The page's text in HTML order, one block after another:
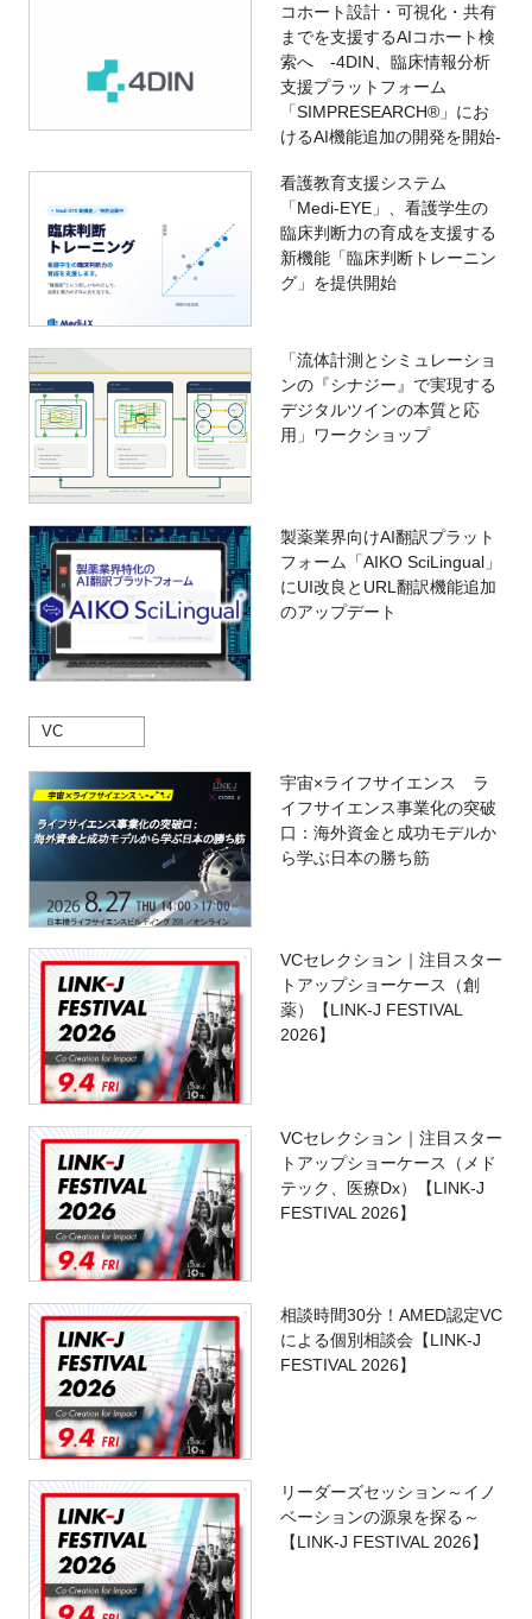
コホート設計・可視化・共有
までを支援するAIコホート検
索へ -4DIN、臨床情報分析
支援プラットフォーム
「SIMPRESEARCH®」にお
けるAI機能追加の開発を開始-
看護教育支援システム
「Medi-EYE」、看護学生の
臨床判断力の育成を支援する
新機能「臨床判断トレーニン
グ」を提供開始
「流体計測とシミュレーショ
ンの『シナジー』で実現する
デジタルツインの本質と応
用」ワークショップ
製薬業界向けAI翻訳プラット
フォーム「AIKO SciLingual」
にUI改良とURL翻訳機能追加
のアップデート
VC
宇宙×ライフサイエンス ラ
イフサイエンス事業化の突破
口：海外資金と成功モデルか
ら学ぶ日本の勝ち筋
VCセレクション｜注目スター
トアップショーケース（創
薬）【LINK-J FESTIVAL
2026】
VCセレクション｜注目スター
トアップショーケース（メド
テック、医療Dx）【LINK-J
FESTIVAL 2026】
相談時間30分！AMED認定VC
による個別相談会【LINK-J
FESTIVAL 2026】
リーダーズセッション～イノ
ベーションの源泉を探る～
【LINK-J FESTIVAL 2026】